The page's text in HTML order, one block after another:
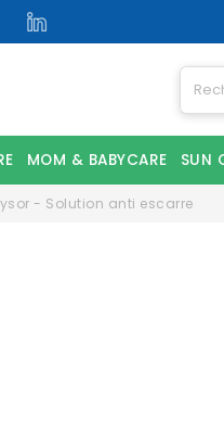
MOM & BABYCARE SUN
- Solution anti escarre